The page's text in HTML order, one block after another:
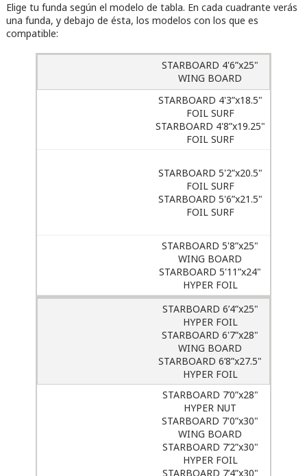
Elige tu funda según el modelo de tabla. En cada cuadrante verás
una funda, y debajo de ésta, los modelos con los que es
compatible:
STARBOARD 4'6”x25"
WING BOARD
STARBOARD 4'3”x18.5"
FOIL SURF
STARBOARD 4'8”x19.25"
FOIL SURF
STARBOARD 5'2”x20.5"
FOIL SURF
STARBOARD 5'6”x21.5"
FOIL SURF
STARBOARD 5'8”x25"
WING BOARD
STARBOARD 5'11”x24"
HYPER FOIL
STARBOARD 6’4”x25"
HYPER FOIL
STARBOARD 6'7”x28"
WING BOARD
STARBOARD 6’8”x27.5"
HYPER FOIL
STARBOARD 7’0”x28"
HYPER NUT
STARBOARD 7'0”x30"
WING BOARD
STARBOARD 7’2”x30"
HYPER FOIL
STARBOARD 7’4”x30"